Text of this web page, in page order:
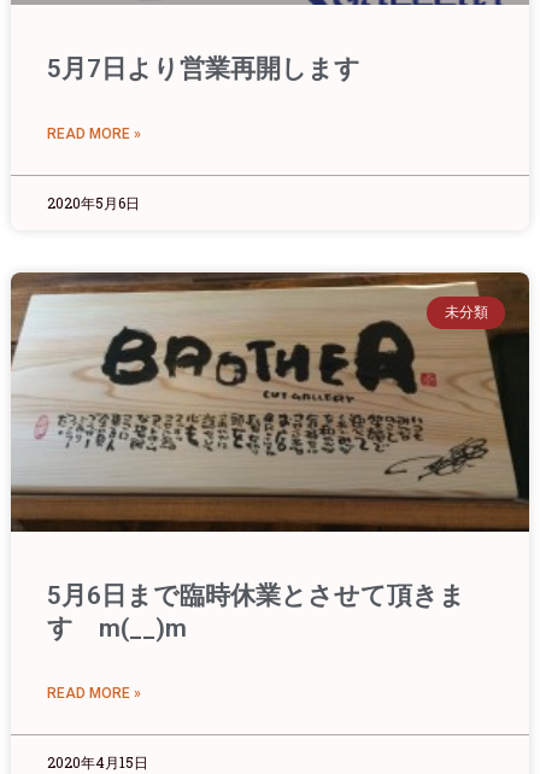
5月7日より営業再開します
READ MORE »
2020年5月6日
未分類
5月6日まで臨時休業とさせて頂きま
す m(__)m
READ MORE »
2020年4月15日